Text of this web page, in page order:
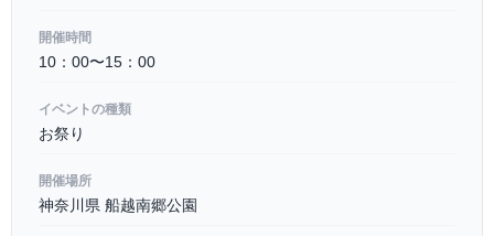
開催時間
10：00〜15：00
イベントの種類
お祭り
開催場所
神奈川県 船越南郷公園